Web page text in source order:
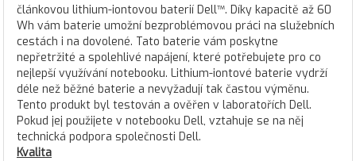
článkovou lithium-iontovou baterií Dell™. Díky kapacitě až 60
Wh vám baterie umožní bezproblémovou práci na služebních
cestách i na dovolené. Tato baterie vám poskytne
nepřetržité a spolehlivé napájení, které potřebujete pro co
nejlepší využívání notebooku. Lithium-iontové baterie vydrží
déle než běžné baterie a nevyžadují tak častou výměnu.
Tento produkt byl testován a ověřen v laboratořích Dell.
Pokud jej použijete v notebooku Dell, vztahuje se na něj
technická podpora společnosti Dell.
Kvalita